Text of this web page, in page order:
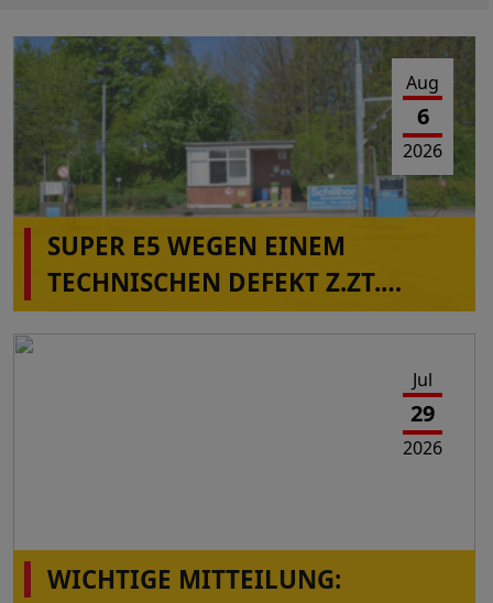
Aug
6
2026
SUPER E5 WEGEN EINEM
TECHNISCHEN DEFEKT Z.ZT.
NICHT VERFÜGBAR IN
Jul
29
2026
WICHTIGE MITTEILUNG: